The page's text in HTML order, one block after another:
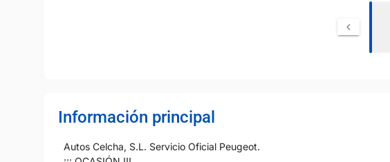
Información principal
Autos Celcha, S.L. Servicio Oficial Peugeot.